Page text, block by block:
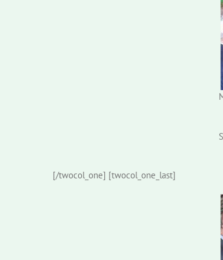
[/twocol_one] [twocol_one_last]